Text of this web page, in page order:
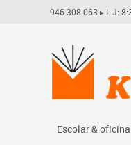
946 308 063 ▸ L-J:
Escolar & oficina